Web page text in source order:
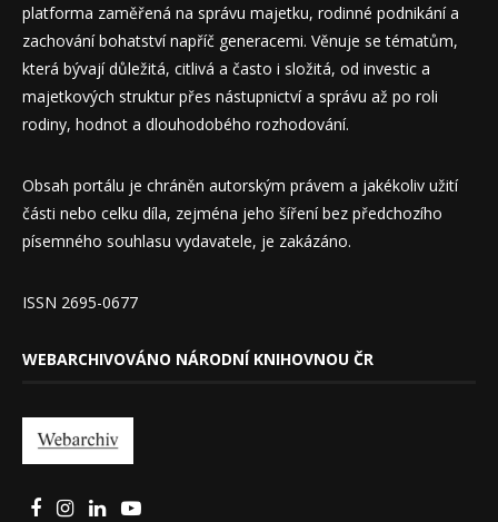
platforma zaměřená na správu majetku, rodinné podnikání a
zachování bohatství napříč generacemi. Věnuje se tématům,
která bývají důležitá, citlivá a často i složitá, od investic a
majetkových struktur přes nástupnictví a správu až po roli
rodiny, hodnot a dlouhodobého rozhodování.
Obsah portálu je chráněn autorským právem a jakékoliv užití
části nebo celku díla, zejména jeho šíření bez předchozího
písemného souhlasu vydavatele, je zakázáno.
ISSN 2695-0677
WEBARCHIVOVÁNO NÁRODNÍ KNIHOVNOU ČR